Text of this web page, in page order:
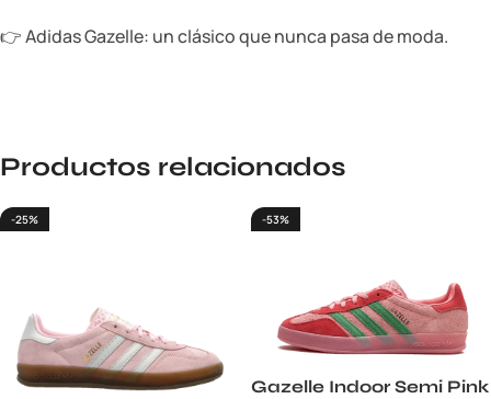
👉 Adidas Gazelle: un clásico que nunca pasa de moda.
Productos relacionados
-25% -53%
Gazelle Indoor Semi Pink